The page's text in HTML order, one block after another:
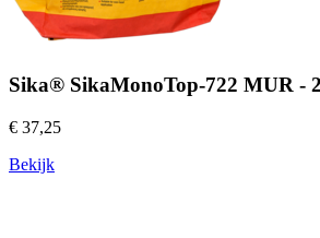
Sika® SikaMonoTop-722 MUR -
€ 37,25
Bekijk